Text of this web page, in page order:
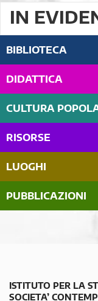
IN
BIBLIOTECA
DIDATTICA
CULTURA
RISORSE
LUOGHI
PUBBLICAZIONI
ISTITUTO PER LA
SOCIETA’